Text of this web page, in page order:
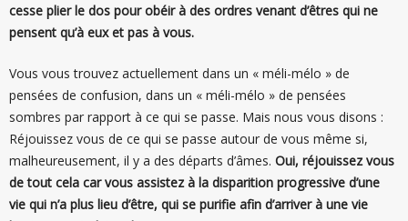
cesse plier le dos pour obéir à des ordres venant d’êtres qui ne
pensent qu’à eux et pas à vous.
Vous vous trouvez actuellement dans un « méli-mélo » de
pensées de confusion, dans un « méli-mélo » de pensées
sombres par rapport à ce qui se passe. Mais nous vous disons :
Réjouissez vous de ce qui se passe autour de vous même si,
malheureusement, il y a des départs d’âmes. Oui, réjouissez vous
de tout cela car vous assistez à la disparition progressive d’une
vie qui n’a plus lieu d’être, qui se purifie afin d’arriver à une vie